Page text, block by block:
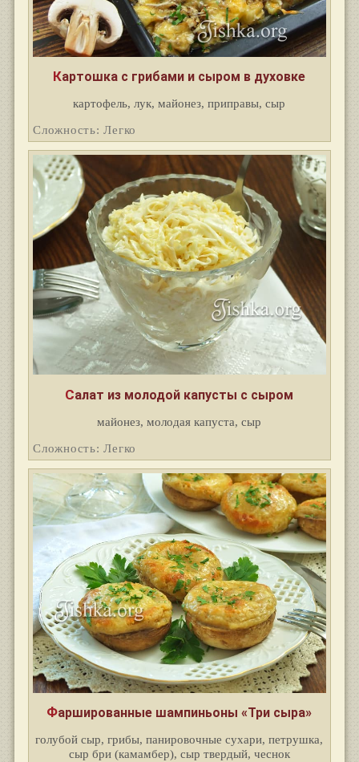
Картошка с грибами и сыром в духовке
картофель, лук, майонез, приправы, сыр
Сложность: Легко
Салат из молодой капусты с сыром
майонез, молодая капуста, сыр
Сложность: Легко
Фаршированные шампиньоны «Три сыра»
голубой сыр, грибы, панировочные сухари, петрушка,
сыр бри (камамбер), сыр твердый, чеснок